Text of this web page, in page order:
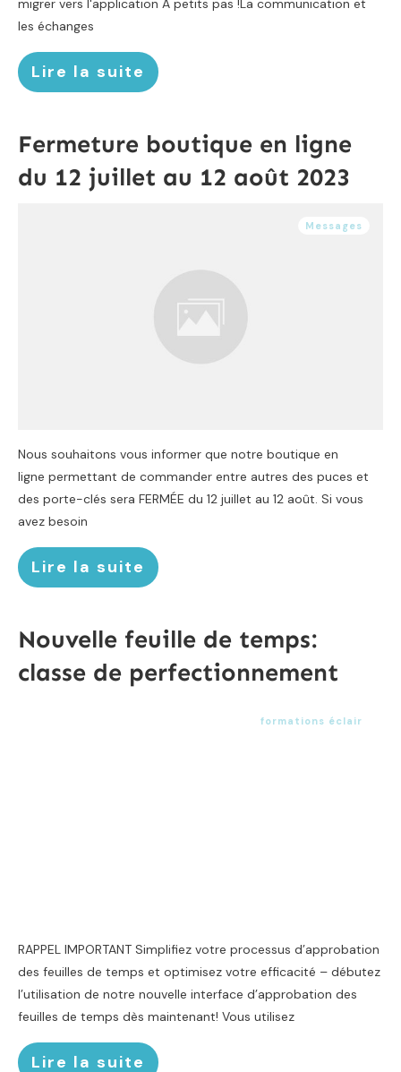
migrer vers l'application À petits pas !La communication et
les échanges
Lire la suite
Fermeture boutique en ligne
du 12 juillet au 12 août 2023
Messages
Nous souhaitons vous informer que notre boutique en
ligne permettant de commander entre autres des puces et
des porte-clés sera FERMÉE du 12 juillet au 12 août. Si vous
avez besoin
Lire la suite
Nouvelle feuille de temps:
classe de perfectionnement
formations éclair
RAPPEL IMPORTANT Simplifiez votre processus d’approbation
des feuilles de temps et optimisez votre efficacité – débutez
l’utilisation de notre nouvelle interface d’approbation des
feuilles de temps dès maintenant! Vous utilisez
Lire la suite